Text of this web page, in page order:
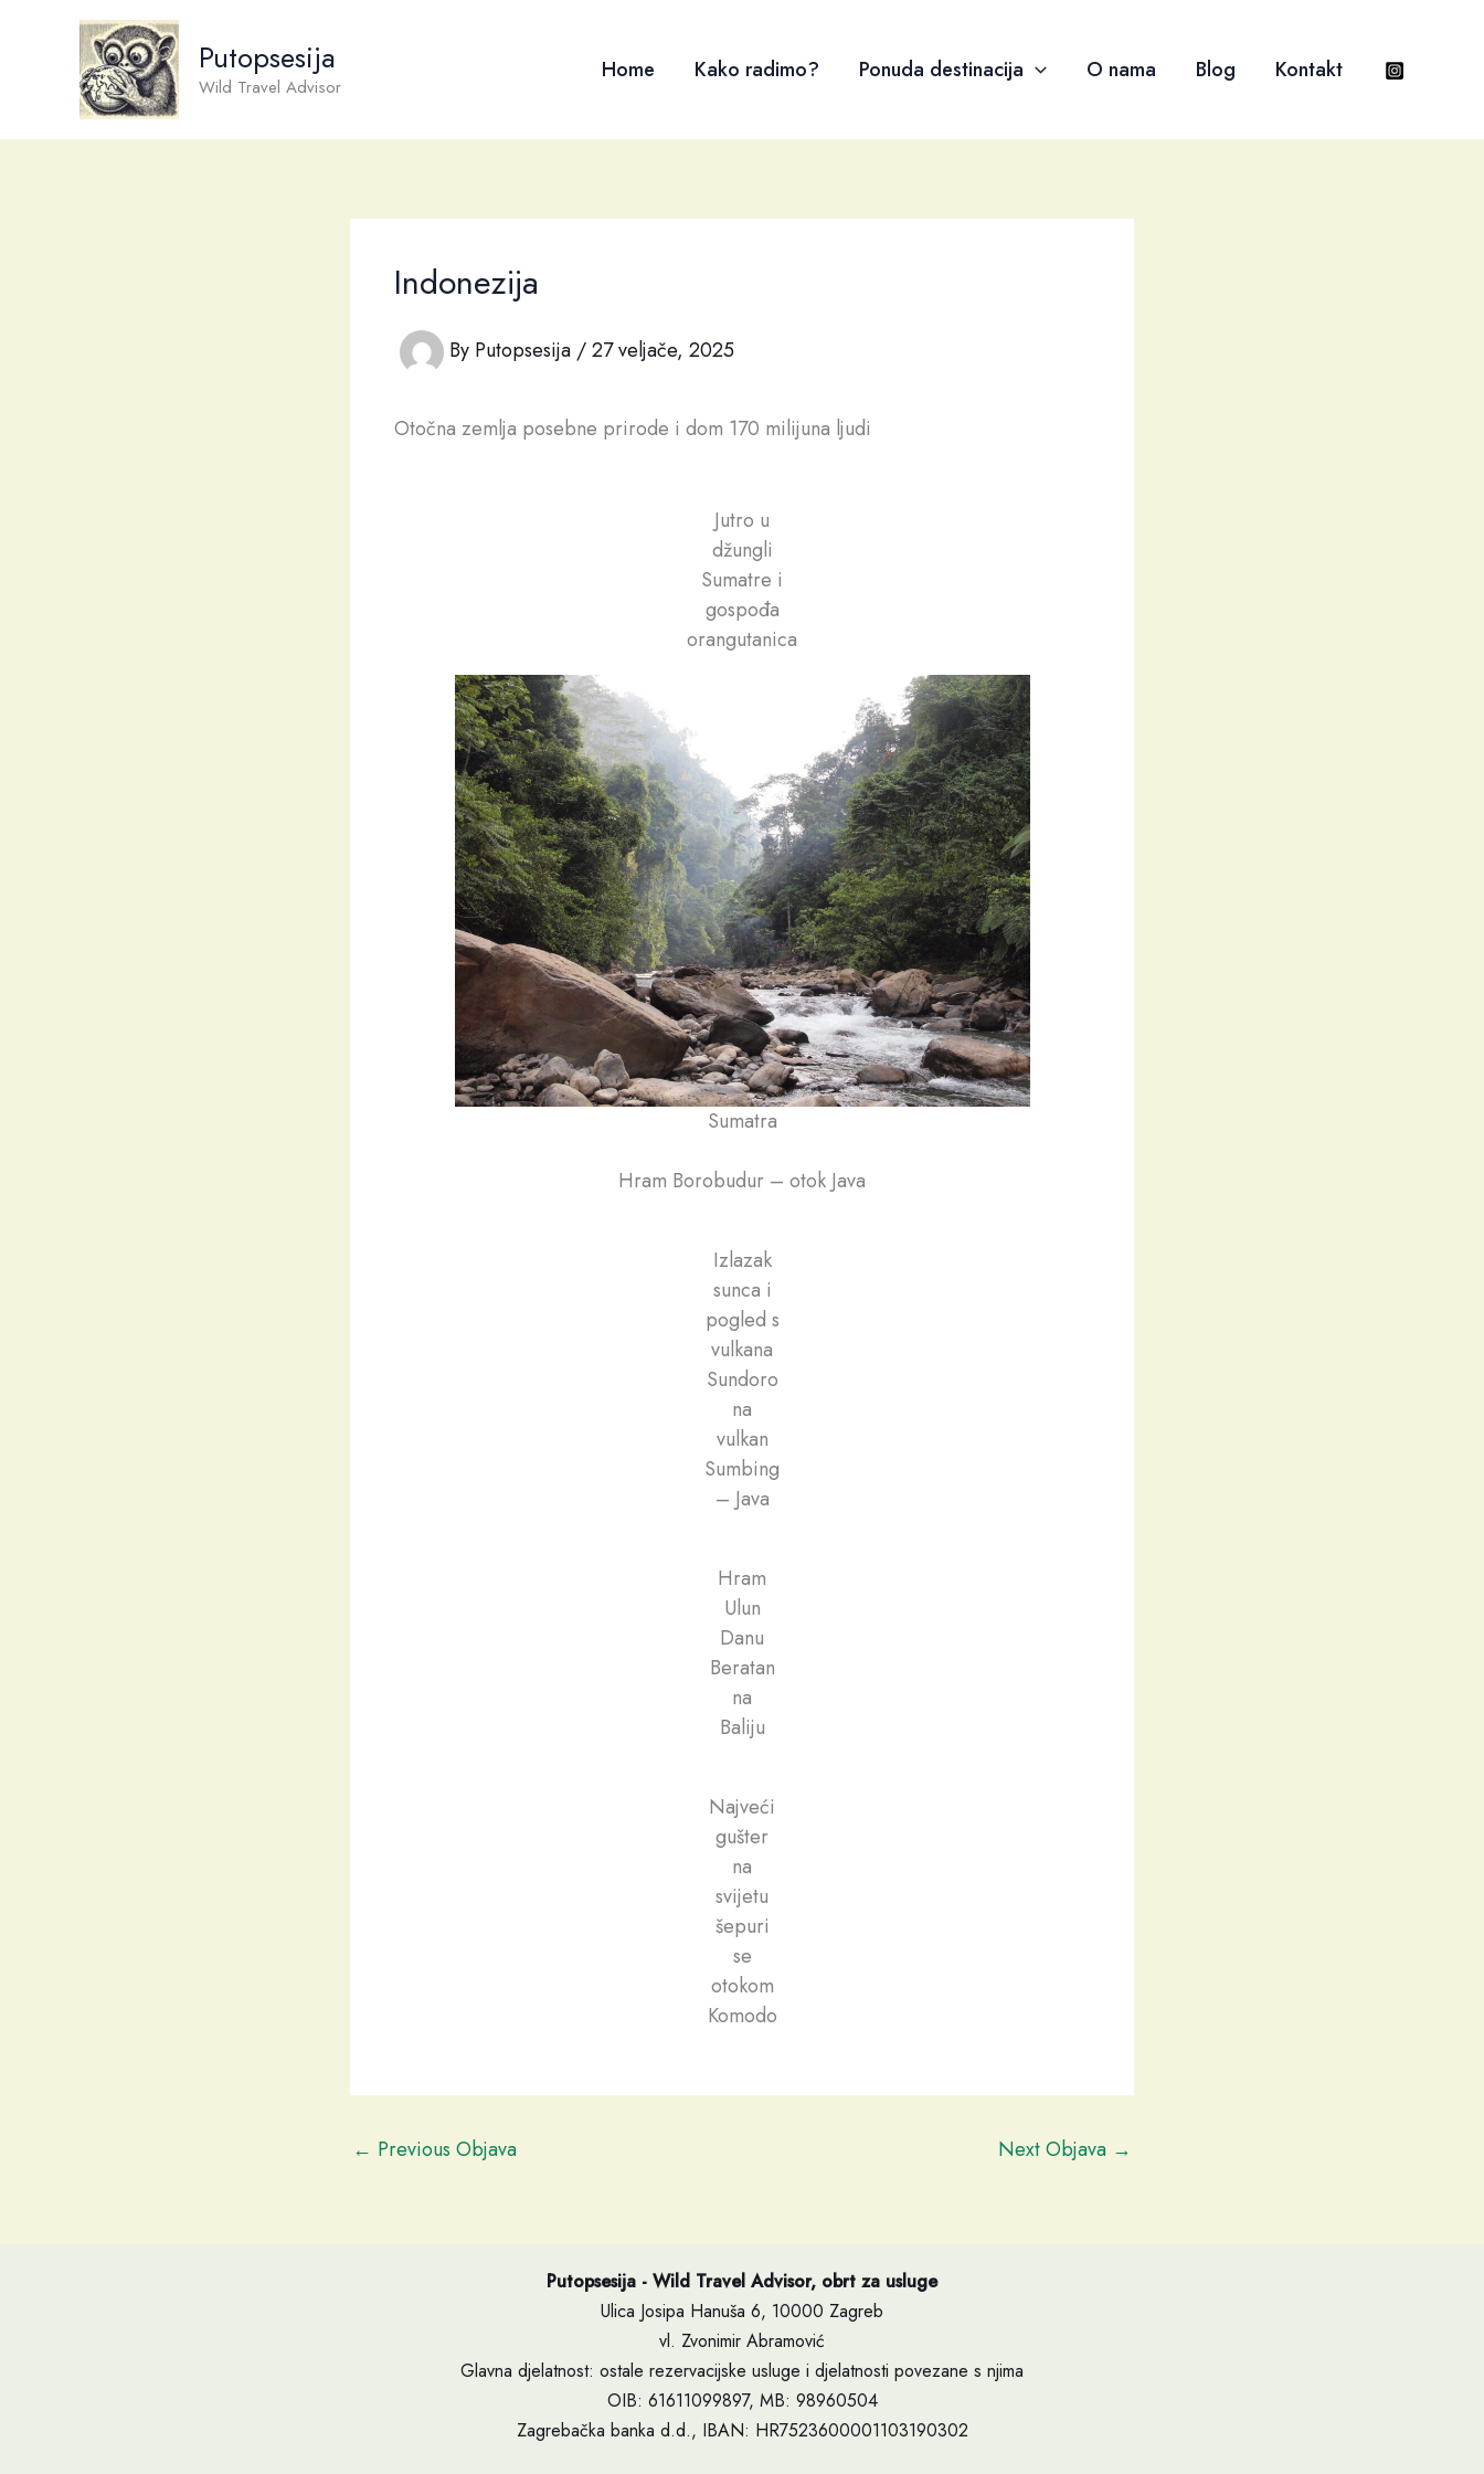
Putopsesija
Wild Travel Advisor
Home Kako radimo? Ponuda destinacija O nama Blog Kontakt
Indonezija
By Putopsesija /27 veljače, 2025
Otočna zemlja posebne prirode i dom 170 milijuna ljudi
Jutro u
džungli
Sumatre i
gospođa
orangutanica
Sumatra
Hram Borobudur – otok Java
Izlazak
sunca i
pogled s
vulkana
Sundoro
na
vulkan
Sumbing
– Java
Hram
Ulun
Danu
Beratan
na
Baliju
Najveći
gušter
na
svijetu
šepuri
se
otokom
Komodo
← Previous Objava Next Objava →
Putopsesija - Wild Travel Advisor, obrt za usluge
Ulica Josipa Hanuša 6, 10000 Zagreb
vl. Zvonimir Abramović
Glavna djelatnost: ostale rezervacijske usluge i djelatnosti povezane s njima
OIB: 61611099897, MB: 98960504
Zagrebačka banka d.d., IBAN: HR7523600001103190302